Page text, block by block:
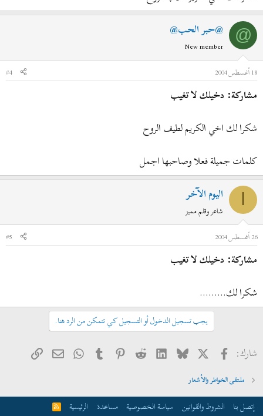
@ @حبر الحب@
New member
18 أغسطس 2004
#4
مشاركة: دخيلك لا تغيب
شكرا لك اخي الكريم لطيف الروح
كلمات جميلة فعلا وصاحبها اجمل
اليوم الآخر
شاعر وقلم مميز
26 أغسطس 2004
#5
مشاركة: دخيلك لا تغيب
شكرا لك.........
يجب تسجيل الدخول أو التسجيل كي تتمكن من الرد هنا.
شارك: فيسبوك
X
Bluesky
LinkedIn
Reddit
Pinterest
Tumblr
WhatsApp
البريدالرابط
ملتقى الخواطر والأشعار
إتصل بنا الشروط والقوانين سياسة الخصوصية مساعدة الرئيسية R